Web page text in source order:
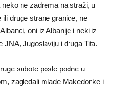
neko ne zadrema na straži, u
ili druge strane granice, ne
oni iz Albanije i neki iz
JNA, Jugoslaviju i druga Tita.
subote posle podne u
zagledali mlade Makedonke i